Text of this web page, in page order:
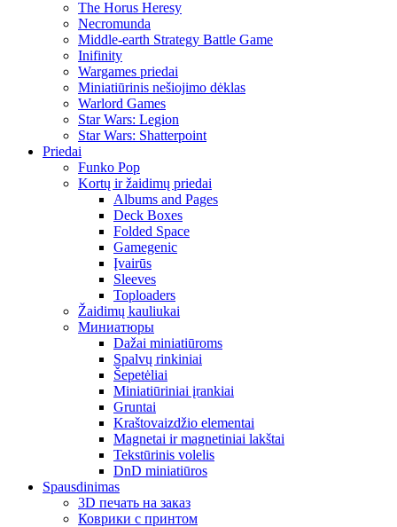
The Horus Heresy
Necromunda
Middle-earth Strategy Battle Game
Inifinity
Wargames priedai
Miniatiūrinis nešiojimo dėklas
Warlord Games
Star Wars: Legion
Star Wars: Shatterpoint
Priedai
Funko Pop
Kortų ir žaidimų priedai
Albums and Pages
Deck Boxes
Folded Space
Gamegenic
Įvairūs
Sleeves
Toploaders
Žaidimų kauliukai
Миниатюры
Dažai miniatiūroms
Spalvų rinkiniai
Šepetėliai
Miniatiūriniai įrankiai
Gruntai
Kraštovaizdžio elementai
Magnetai ir magnetiniai lakštai
Tekstūrinis volelis
DnD miniatiūros
Spausdinimas
3D печать на заказ
Коврики с принтом